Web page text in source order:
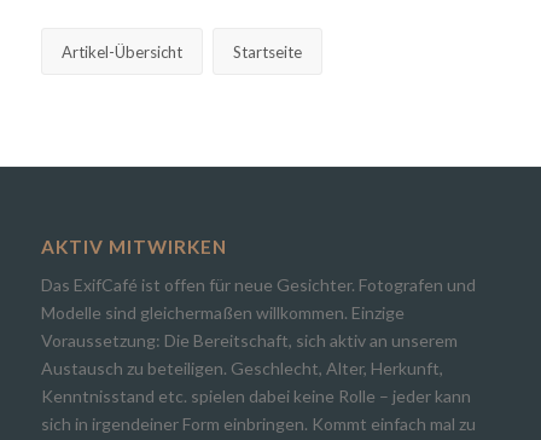
Artikel-Übersicht Startseite
AKTIV MITWIRKEN
Das ExifCafé ist offen für neue Gesichter. Fotografen und
Modelle sind gleichermaßen willkommen. Einzige
Voraussetzung: Die Bereitschaft, sich aktiv an unserem
Austausch zu beteiligen. Geschlecht, Alter, Herkunft,
Kenntnisstand etc. spielen dabei keine Rolle – jeder kann
sich in irgendeiner Form einbringen. Kommt einfach mal zu